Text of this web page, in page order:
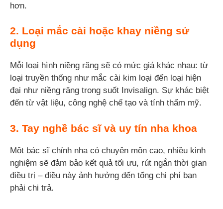
hơn.
2. Loại mắc cài hoặc khay niềng sử
dụng
Mỗi loại hình niềng răng sẽ có mức giá khác nhau: từ
loại truyền thống như mắc cài kim loại đến loại hiện
đại như niềng răng trong suốt Invisalign. Sự khác biệt
đến từ vật liệu, công nghệ chế tạo và tính thẩm mỹ.
3. Tay nghề bác sĩ và uy tín nha khoa
Một bác sĩ chỉnh nha có chuyên môn cao, nhiều kinh
nghiệm sẽ đảm bảo kết quả tối ưu, rút ngắn thời gian
điều trị – điều này ảnh hưởng đến tổng chi phí bạn
phải chi trả.